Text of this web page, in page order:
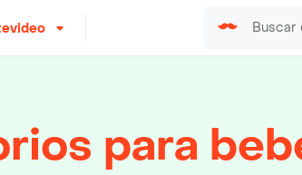
para